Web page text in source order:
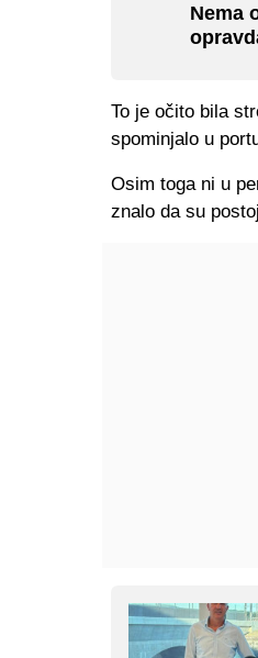
Nema
To je očito bila
spominjalo u
Osim toga ni u
znalo da su